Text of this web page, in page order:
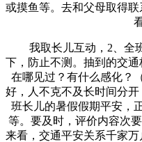
或摸鱼等。去和父母取得
我取长儿互动，2、全班
下，防止不测。抽到的交
在哪见过？有什么感化？
好，人不克不及长时间分
班长儿的暑假假期平安，
等。要及时，评价内容次
来看，交通平安关系千家